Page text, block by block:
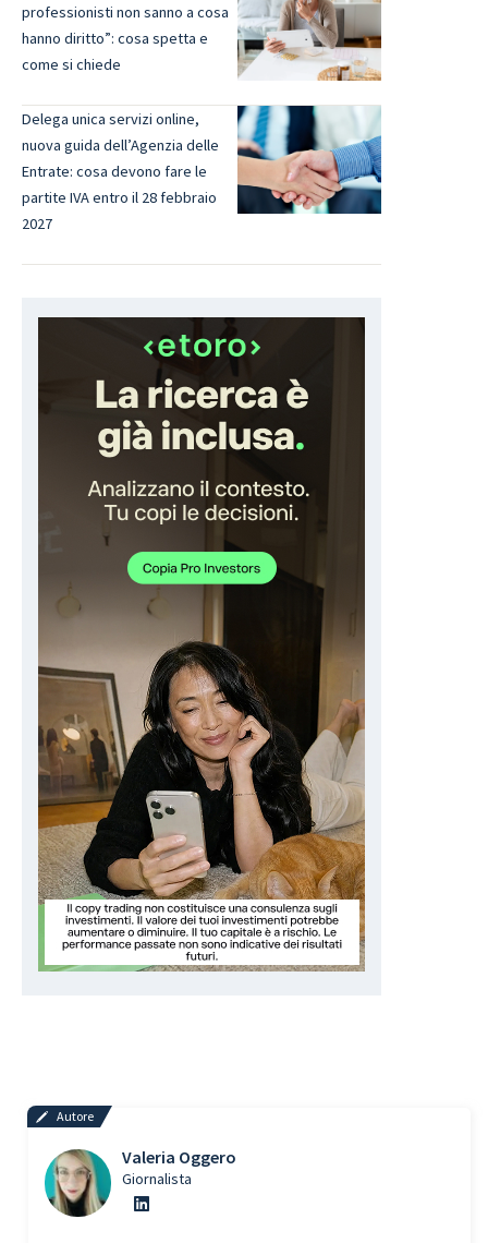
professionisti non sanno a cosa
hanno diritto”: cosa spetta e
come si chiede
Delega unica servizi online,
nuova guida dell’Agenzia delle
Entrate: cosa devono fare le
partite IVA entro il 28 febbraio
2027
Autore
Valeria Oggero
Giornalista